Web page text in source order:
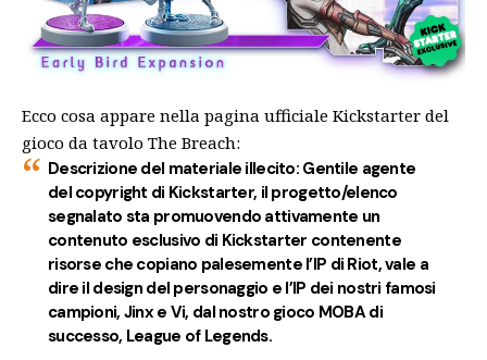
Ecco cosa appare nella pagina ufficiale Kickstarter del
gioco da tavolo The Breach:
Descrizione del materiale illecito: Gentile agente
del copyright di Kickstarter, il progetto/elenco
segnalato sta promuovendo attivamente un
contenuto esclusivo di Kickstarter contenente
risorse che copiano palesemente l’IP di Riot, vale a
dire il design del personaggio e l’IP dei nostri famosi
campioni, Jinx e Vi, dal nostro gioco MOBA di
successo, League of Legends.